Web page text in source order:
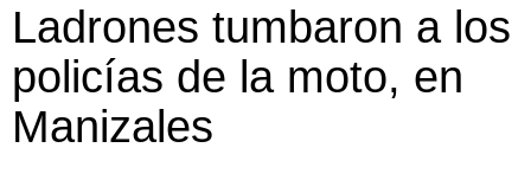
Ladrones tumbaron a los
policías de la moto, en
Manizales